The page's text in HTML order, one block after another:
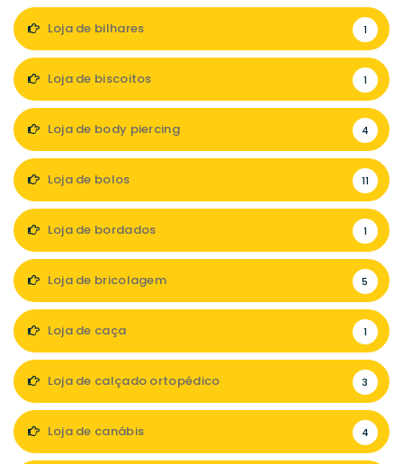
Loja de bilhares 1
Loja de biscoitos 1
Loja de body piercing 4
Loja de bolos 11
Loja de bordados 1
Loja de bricolagem 5
Loja de caça 1
Loja de calçado ortopédico 3
Loja de canábis 4